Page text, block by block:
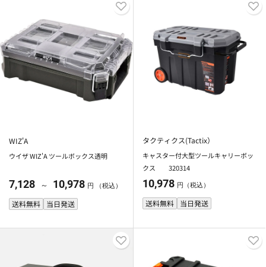
WIZ'A
ウイザ WIZ'A ツールボックス透明
7,128 ～ 10,978 円 （税込）
送料無料 当日発送
タクティクス(Tactix）
キャスター付大型ツールキャリーボッ
クス 320314
10,978 円（税込）
送料無料 当日発送